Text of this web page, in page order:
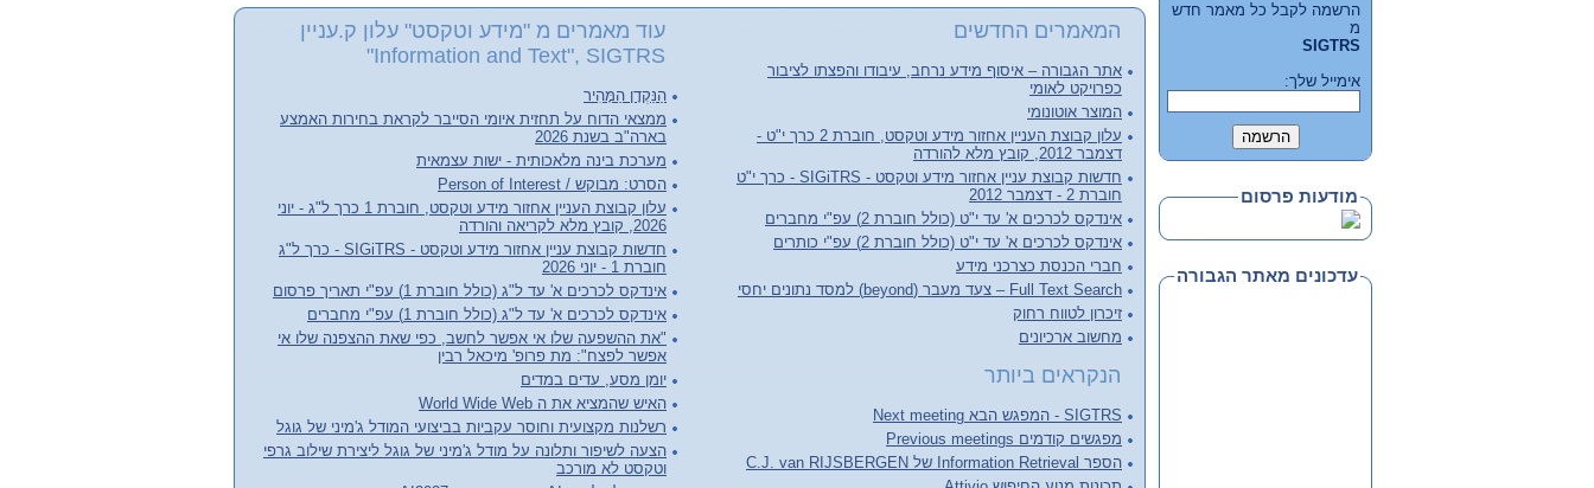
המאמרים החדשים
אתר הגבורה – איסוף מידע נרחב, עיבודו והפצתו לציבור
כפרויקט לאומי
המוצר אוטונומי
עלון קבוצת העניין אחזור מידע וטקסט, חוברת 2 כרך י"ט -
דצמבר 2012, קובץ מלא להורדה
חדשות קבוצת עניין אחזור מידע וטקסט - SIGiTRS - כרך י"ט
חוברת 2 - דצמבר 2012
אינדקס לכרכים א' עד י"ט (כולל חוברת 2) עפ"י מחברים
אינדקס לכרכים א' עד י"ט (כולל חוברת 2) עפ"י כותרים
חברי הכנסת כצרכני מידע
Full Text Search – צעד מעבר (beyond) למסד נתונים יחסי
זיכרון לטווח רחוק
מחשוב ארכיונים
הנקראים ביותר
SIGTRS - המפגש הבא Next meeting
מפגשים קודמים Previous meetings
הספר Information Retrieval של C.J. van RIJSBERGEN
עוד מאמרים מ "מידע וטקסט" עלון ק.עניין
Information and Text", SIGTRS"
הַנַּקְדָן הַמָּהִיר
ממצאי הדוח על תחזית איומי הסייבר לקראת בחירות האמצע
בארה"ב בשנת 2026
מערכת בינה מלאכותית - ישות עצמאית
הסרט: מבוקש / Person of Interest
עלון קבוצת העניין אחזור מידע וטקסט, חוברת 1 כרך ל"ג - יוני
2026, קובץ מלא לקריאה והורדה
חדשות קבוצת עניין אחזור מידע וטקסט - SIGiTRS - כרך ל"ג
חוברת 1 - יוני 2026
אינדקס לכרכים א' עד ל"ג (כולל חוברת 1) עפ"י תאריך פרסום
אינדקס לכרכים א' עד ל"ג (כולל חוברת 1) עפ"י מחברים
"את ההשפעה שלו אי אפשר לחשב, כפי שאת ההצפנה שלו אי
אפשר לפצח": מת פרופ' מיכאל רבין
יומן מסע, עדים במדים
האיש שהמציא את ה World Wide Web
רשלנות מקצועית וחוסר עקביות בביצועי המודל ג'מיני של גוגל
הצעה לשיפור ותלונה על מודל ג'מיני של גוגל ליצירת שילוב גרפי
וטקסט לא מורכב
הרשמה לקבל כל מאמר חדש
מ
SIGTRS
אימייל שלך:
מודעות פרסום
עדכונים מאתר הגבורה